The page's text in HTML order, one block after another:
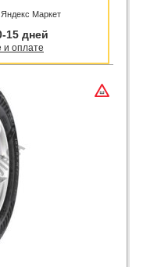
Маркет
15 дней
и оплате